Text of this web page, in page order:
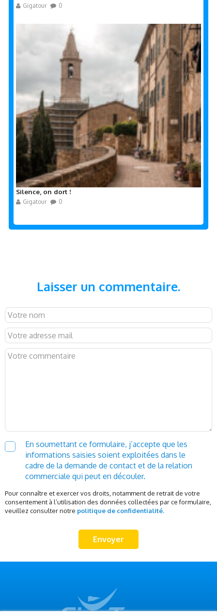
Gigatour 0
Silence, on dort !
Gigatour 0
Laisser un commentaire.
En soumettant ce formulaire, j’accepte que les
informations saisies soient exploitées dans le
cadre de la demande de contact et de la relation
commerciale qui peut en découler.
Pour connaître et exercer vos droits, notamment de retrait de votre
consentement à l’utilisation des données collectées par ce formulaire,
veuillez consulter notre politique de confidentialité.